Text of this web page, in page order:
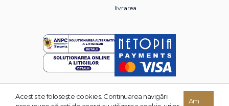
livrarea
© 2026 Grupul Editorial TREI. Toate drepturile rezervate.
Acest site foloseşte cookies. Continuarea navigării
Am